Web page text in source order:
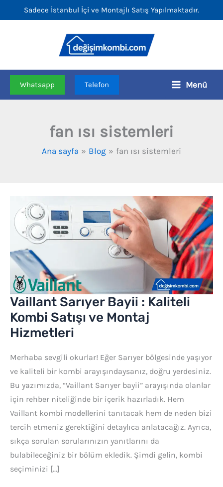
İçeriğe
atla
Sadece İstanbul İçi ve Montajlı Satış Yapılmaktadır.
Whatsapp Telefon Menü
fan ısı sistemleri
Ana sayfa Blog fan ısı sistemleri
Vaillant Sarıyer Bayii : Kaliteli
Kombi Satışı ve Montaj
Hizmetleri
Merhaba sevgili okurlar! Eğer Sarıyer bölgesinde yaşıyor
ve kaliteli bir kombi arayışındaysanız, doğru yerdesiniz.
Bu yazımızda, “Vaillant Sarıyer bayii” arayışında olanlar
için rehber niteliğinde bir içerik hazırladık. Hem
Vaillant kombi modellerini tanıtacak hem de neden bizi
tercih etmeniz gerektiğini detaylıca anlatacağız. Ayrıca,
sıkça sorulan sorularınızın yanıtlarını da
bulabileceğiniz bir bölüm ekledik. Şimdi gelin, kombi
seçiminizi […]
Vaillant
Sarıyer
Bayii
Kaliteli
Kombi
Satışı
ve
Montaj
Hizmetleri